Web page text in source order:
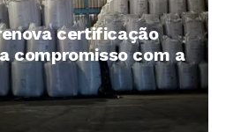
certificação
compromisso com a